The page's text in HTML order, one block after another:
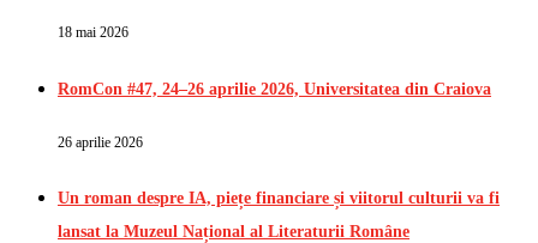
18 mai 2026
RomCon #47, 24–26 aprilie 2026, Universitatea din Craiova
26 aprilie 2026
Un roman despre IA, piețe financiare și viitorul culturii va fi
lansat la Muzeul Național al Literaturii Române